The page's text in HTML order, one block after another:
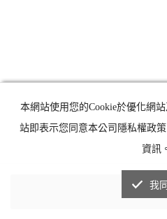
本網站使用您的Cookie於優化網
站即表示您同意本公司隱私權政
資訊。
我